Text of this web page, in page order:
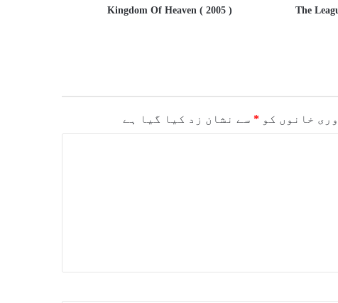
The
Kingdom Of Heaven ( 2005 )
خانوں کو * سے نشان زد کیا گیا ہے